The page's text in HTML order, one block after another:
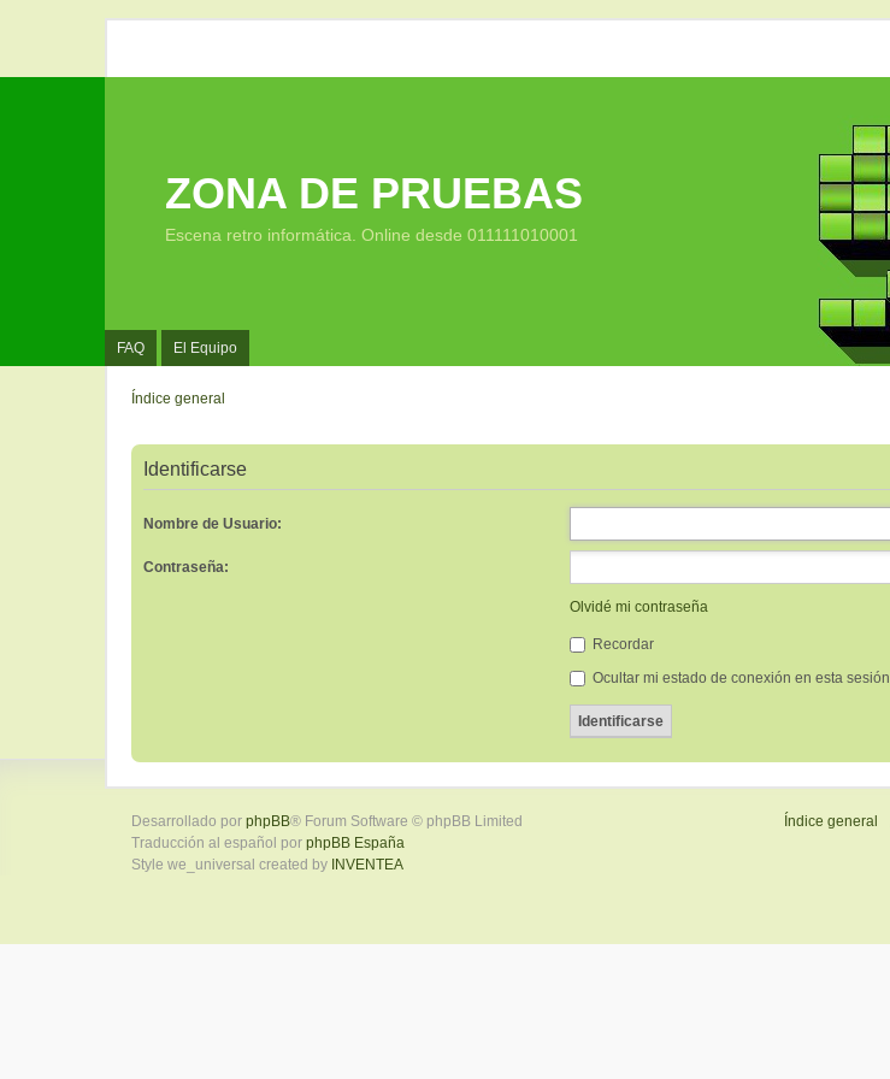
FAQ El Equipo
ZONA DE PRUEBAS
Escena retro informática. Online desde 011111010001
Índice general
Identificarse
Nombre de Usuario:
Contraseña:
Olvidé mi contraseña
Recordar
Ocultar mi estado de conexión en esta sesión
Índice general
Desarrollado por phpBB® Forum Software © phpBB Limited
Traducción al español por phpBB España
Style we_universal created by INVENTEA